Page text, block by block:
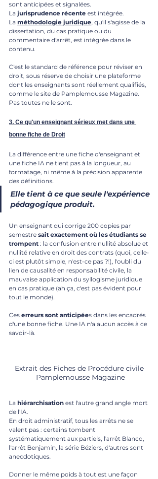
sont anticipées et signalées.
La jurisprudence récente est intégrée.
La méthodologie juridique, qu'il s'agisse de la
dissertation, du cas pratique ou du
commentaire d'arrêt, est intégrée dans le
contenu.
C'est le standard de référence pour réviser en
droit, sous réserve de choisir une plateforme
dont les enseignants sont réellement qualifiés,
comme le site de Pamplemousse Magazine.
Pas toutes ne le sont.
3. Ce qu'un enseignant sérieux met dans une
bonne fiche de Droit
La différence entre une fiche d'enseignant et
une fiche IA ne tient pas à la longueur, au
formatage, ni même à la précision apparente
des définitions.
Elle tient à ce que seule l'expérience
pédagogique produit.
Un enseignant qui corrige 200 copies par
semestre sait exactement où les étudiants se
trompent : la confusion entre nullité absolue et
nullité relative en droit des contrats (quoi, celle-
ci est plutôt simple, n'est-ce pas ?!), l'oubli du
lien de causalité en responsabilité civile, la
mauvaise application du syllogisme juridique
en cas pratique (ah ça, c'est pas évident pour
tout le monde).
Ces erreurs sont anticipées dans les encadrés
d'une bonne fiche. Une IA n'a aucun accès à ce
savoir-là.
Extrait des Fiches de Procédure civile
Pamplemousse Magazine
La hiérarchisation est l'autre grand angle mort
de l'IA.
En droit administratif, tous les arrêts ne se
valent pas : certains tombent
systématiquement aux partiels, l'arrêt Blanco,
l'arrêt Benjamin, la série Béziers, d'autres sont
anecdotiques.
Donner le même poids à tout est une façon